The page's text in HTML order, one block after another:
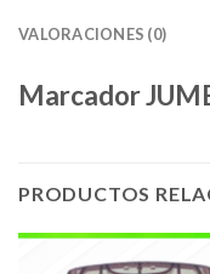
VALORACIONES (0)
Marcador
PRODUCTOS